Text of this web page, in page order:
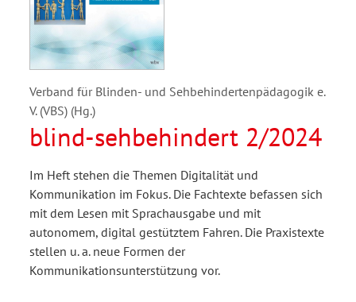
Verband für Blinden- und Sehbehindertenpädagogik e.
V. (VBS) (Hg.)
blind-sehbehindert 2/2024
Im Heft stehen die Themen Digitalität und
Kommunikation im Fokus. Die Fachtexte befassen sich
mit dem Lesen mit Sprachausgabe und mit
autonomem, digital gestütztem Fahren. Die Praxistexte
stellen u. a. neue Formen der
Kommunikationsunterstützung vor.